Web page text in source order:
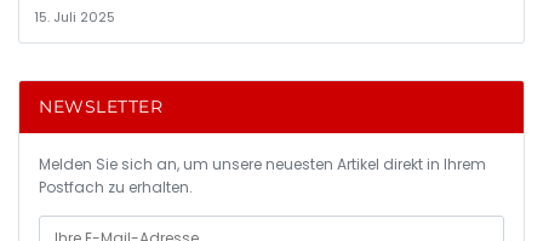
15. Juli 2025
NEWSLETTER
Melden Sie sich an, um unsere neuesten Artikel direkt in Ihrem
Postfach zu erhalten.